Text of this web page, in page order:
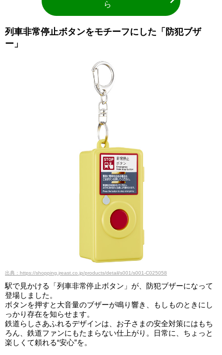
ら
列車非常停止ボタンをモチーフにした「防犯ブザ
ー」
出典：https://shopping.jreast.co.jp/products/detail/s001/s001-C025058
駅で見かける「列車非常停止ボタン」が、防犯ブザーになって
登場しました。
ボタンを押すと大音量のブザーが鳴り響き、もしものときにし
っかり存在を知らせます。
鉄道らしさあふれるデザインは、お子さまの安全対策にはもち
ろん、鉄道ファンにもたまらない仕上がり。日常に、ちょっと
楽しくて頼れる“安心”を。